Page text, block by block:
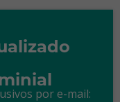
por e-mail: